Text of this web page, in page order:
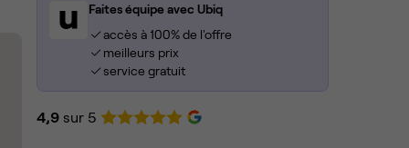
Faites équipe avec Ubiq
accès à 100% de l'offre
meilleurs prix
service gratuit
4,9 sur 5